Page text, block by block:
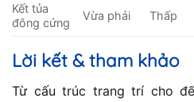
Kết tủa
đông cứng
Vừa phải Thấp
Lời kết & tham khảo
Từ cấu trúc trang trí cho